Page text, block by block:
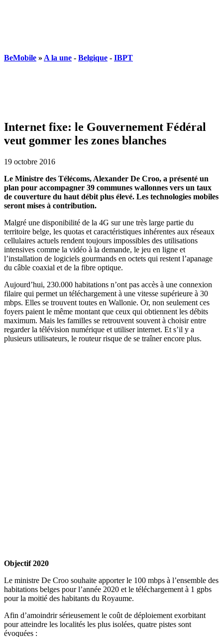
BeMobile » A la une - Belgique - IBPT
Internet fixe: le Gouvernement Fédéral
veut gommer les zones blanches
19 octobre 2016
Le Ministre des Télécoms, Alexander De Croo, a présenté un
plan pour accompagner 39 communes wallonnes vers un taux
de couverture du haut débit plus élevé. Les technologies mobiles
seront mises à contribution.
Malgré une disponibilité de la 4G sur une très large partie du
territoire belge, les quotas et caractéristiques inhérentes aux réseaux
cellulaires actuels rendent toujours impossibles des utilisations
intensives comme la vidéo à la demande, le jeu en ligne et
l’installation de logiciels gourmands en octets qui restent l’apanage
du câble coaxial et de la fibre optique.
Aujourd’hui, 230.000 habitations n’ont pas accès à une connexion
filaire qui permet un téléchargement à une vitesse supérieure à 30
mbps. Elles se trouvent toutes en Wallonie. Or, non seulement ces
foyers paient le même montant que ceux qui obtiennent les débits
maximum. Mais les familles se retrouvent souvent à choisir entre
regarder la télévision numérique et utiliser internet. Et s’il y a
plusieurs utilisateurs, le routeur risque de se traîner encore plus.
Objectif 2020
Le ministre De Croo souhaite apporter le 100 mbps à l’ensemble des
habitations belges pour l’année 2020 et le téléchargement à 1 gpbs
pour la moitié des habitants du Royaume.
Afin d’amoindrir sérieusement le coût de déploiement exorbitant
pour atteindre les localités les plus isolées, quatre pistes sont
évoquées :